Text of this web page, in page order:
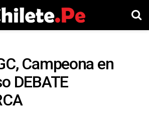
Campeona en
DEBATE